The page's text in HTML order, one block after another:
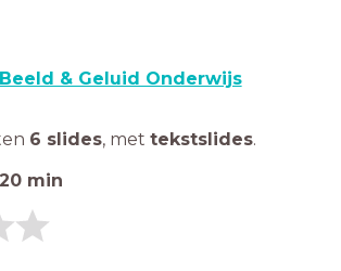
Beeld & Geluid Onderwijs
6 slides, met tekstslides.
20 min